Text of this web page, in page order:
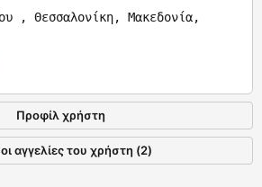
, Θεσσαλονίκη, Μακεδονία,
Προφίλ χρήστη
αγγελίες του χρήστη (2)